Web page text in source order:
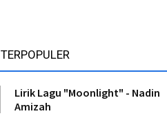
TERPOPULER
Lirik Lagu "Moonlight" - Nadin
Amizah